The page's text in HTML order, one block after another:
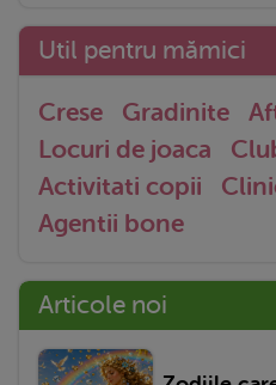
Util pentru mămici
Crese Gradinite
Locuri de joaca
Activitati copii
Agentii bone
Articole noi